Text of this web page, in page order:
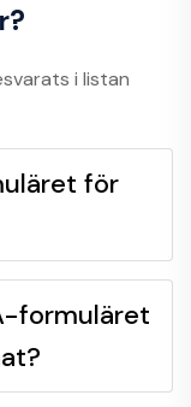
i listan
för
formuläret